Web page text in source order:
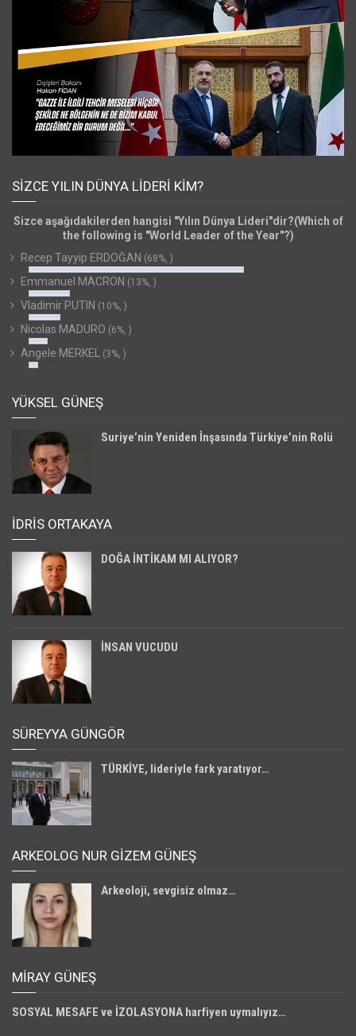
SIZCE YILIN DÜNYA LIDERI KIM?
Sizce aşağıdakilerden hangisi "Yılın Dünya Lideri"dir?(Which of
the following is "World Leader of the Year"?)
Recep Tayyip ERDOĞAN (68%, )
Emmanuel MACRON (13%, )
Vladimir PUTIN (10%, )
Nicolas MADURO (6%, )
Angele MERKEL (3%, )
YÜKSEL GÜNEŞ
Suriye’nin Yeniden İnşasında Türkiye’nin Rolü
İDRİS ORTAKAYA
DOĞA İNTİKAM MI ALIYOR?
İNSAN VUCUDU
SÜREYYA GÜNGÖR
TÜRKİYE, lideriyle fark yaratıyor…
ARKEOLOG NUR GİZEM GÜNEŞ
Arkeoloji, sevgisiz olmaz…
MIRAY GÜNEŞ
SOSYAL MESAFE ve İZOLASYONA harfiyen uymalıyız…